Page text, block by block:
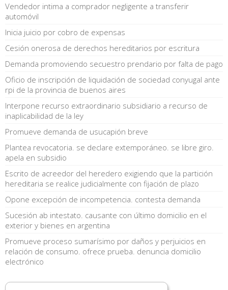
Vendedor intima a comprador negligente a transferir
automóvil
Inicia juicio por cobro de expensas
Cesión onerosa de derechos hereditarios por escritura
Demanda promoviendo secuestro prendario por falta de pago
Oficio de inscripción de liquidación de sociedad conyugal ante
rpi de la provincia de buenos aires
Interpone recurso extraordinario subsidiario a recurso de
inaplicabilidad de la ley
Promueve demanda de usucapión breve
Plantea revocatoria. se declare extemporáneo. se libre giro.
apela en subsidio
Escrito de acreedor del heredero exigiendo que la partición
hereditaria se realice judicialmente con fijación de plazo
Opone excepción de incompetencia. contesta demanda
Sucesión ab intestato. causante con último domicilio en el
exterior y bienes en argentina
Promueve proceso sumarísimo por daños y perjuicios en
relación de consumo. ofrece prueba. denuncia domicilio
electrónico